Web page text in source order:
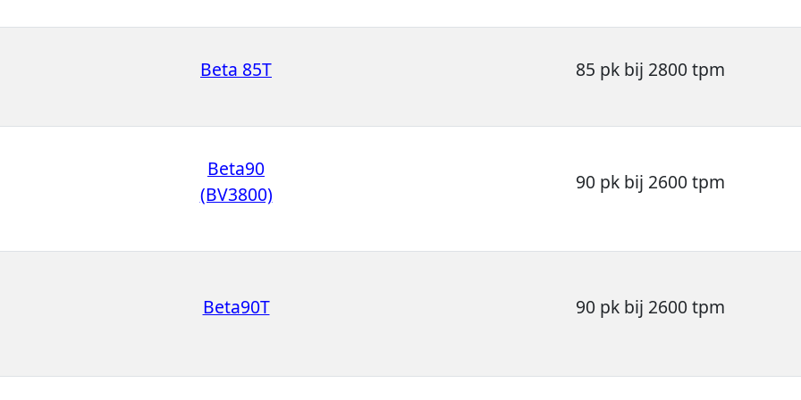
Beta 85T 85 pk bij 2800 tpm
Beta90
(BV3800)
90 pk bij 2600 tpm
Beta90T 90 pk bij 2600 tpm